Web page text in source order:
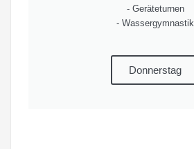
- Geräteturnen
- Wassergymnastik
Donnerstag